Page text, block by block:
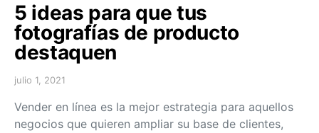
5 ideas para que tus
fotografías de producto
destaquen
julio 1, 2021
Vender en línea es la mejor estrategia para aquellos
negocios que quieren ampliar su base de clientes,